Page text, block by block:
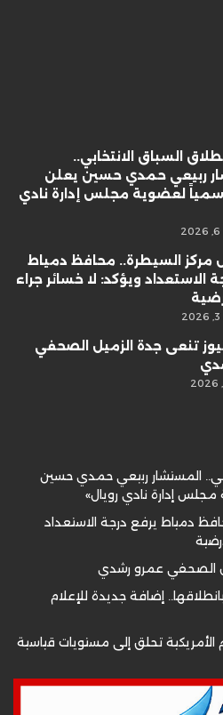
السباق الانتخابي..
ربيعي حمدي حسين يعلن
لعضوية مجلس إدارة نادي
مركز السيطرة.. محافظ دمياط
الاستعداد ويؤكد: لا خسائر جراء
تنعى جدة الزميل الصحفي
المستشار ربيعي حمدي حسين
إدارة نادي رويال»
دمياط يرفع درجة الاستعداد
الصحفي عمرو رشدي
إضافة جديدة للإعلام
الأمريكية تحلق إلى مستويات قياسية